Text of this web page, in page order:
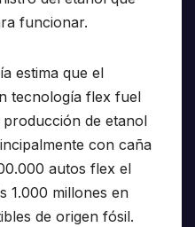
funcionar.
estima que el
tecnología flex fuel
de etanol
con caña
autos flex el
1.000 millones en
de origen fósil.